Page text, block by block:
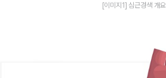
[이미지1] 심근경색 개요